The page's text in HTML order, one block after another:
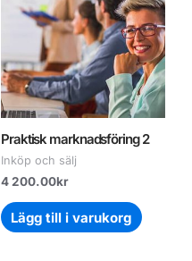
Praktisk marknadsföring 2
Inköp och sälj
4 200.00kr
Lägg till i varukorg